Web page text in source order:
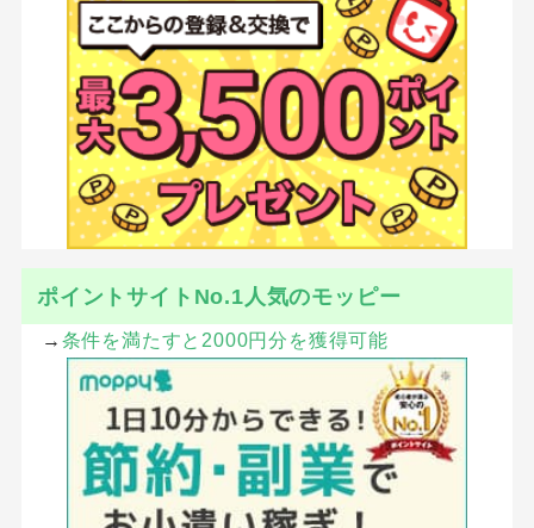
ポイントサイトNo.1人気のモッピー
→ 条件を満たすと2000円分を獲得可能